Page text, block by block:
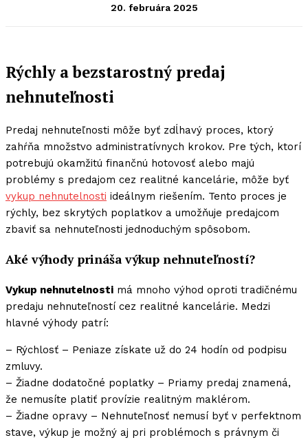
20. februára 2025
Rýchly a bezstarostný predaj
nehnuteľnosti
Predaj nehnuteľnosti môže byť zdĺhavý proces, ktorý
zahŕňa množstvo administratívnych krokov. Pre tých, ktorí
potrebujú okamžitú finančnú hotovosť alebo majú
problémy s predajom cez realitné kancelárie, môže byť
vykup nehnutelnosti ideálnym riešením. Tento proces je
rýchly, bez skrytých poplatkov a umožňuje predajcom
zbaviť sa nehnuteľnosti jednoduchým spôsobom.
Aké výhody prináša výkup nehnuteľností?
Vykup nehnutelnosti má mnoho výhod oproti tradičnému
predaju nehnuteľností cez realitné kancelárie. Medzi
hlavné výhody patrí:
– Rýchlosť – Peniaze získate už do 24 hodín od podpisu
zmluvy.
– Žiadne dodatočné poplatky – Priamy predaj znamená,
že nemusíte platiť provízie realitným maklérom.
– Žiadne opravy – Nehnuteľnosť nemusí byť v perfektnom
stave, výkup je možný aj pri problémoch s právnym či